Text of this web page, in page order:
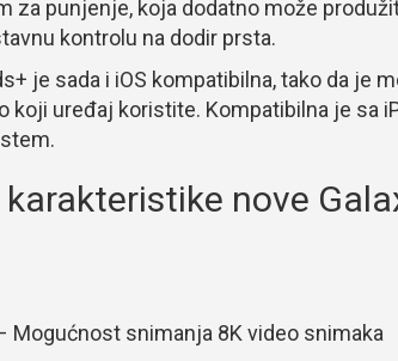
za punjenje, koja dodatno može
kontrolu na dodir prsta.
je sada i iOS kompatibilna, tako da je
koji uređaj koristite. Kompatibilna je sa
nove
snimanja 8K video snimaka